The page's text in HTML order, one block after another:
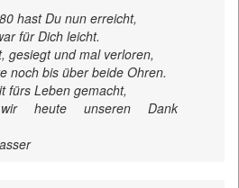
hast Du nun erreicht,
für Dich leicht.
gesiegt und mal verloren,
noch bis über beide Ohren.
fürs Leben gemacht,
heute unseren Dank